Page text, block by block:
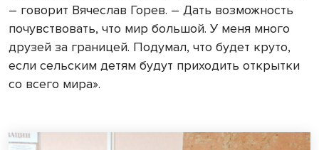
– говорит Вячеслав Горев. – Дать возможность
почувствовать, что мир большой. У меня много
друзей за границей. Подумал, что будет круто,
если сельским детям будут приходить открытки
со всего мира».